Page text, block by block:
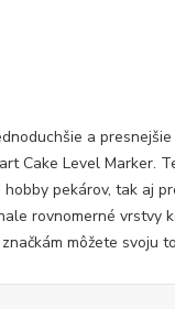
a
Cake Level Marker.
pekárov, tak aj
rovnomerné vrstvy
môžete svoju